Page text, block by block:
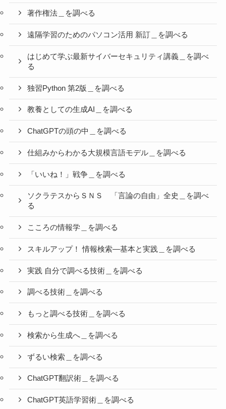
著作権法＿を調べる
遠隔学習のためのパソコン活用 新訂＿を調べる
はじめて学ぶ最新サイバーセキュリティ講義＿を調べ
る
独習Python 第2版＿を調べる
教養としての生成AI＿を調べる
ChatGPTの頭の中＿を調べる
仕組みからわかる大規模言語モデル＿を調べる
「いいね！」戦争＿を調べる
ソクラテスからＳＮＳ 「言論の自由」全史＿を調べ
る
こころの情報学＿を調べる
スキルアップ！ 情報検索―基本と実践＿を調べる
実践 自分で調べる技術＿を調べる
調べる技術＿を調べる
もっと調べる技術＿を調べる
検索から生成へ＿を調べる
ずるい検索＿を調べる
ChatGPT翻訳術＿を調べる
ChatGPT英語学習術＿を調べる